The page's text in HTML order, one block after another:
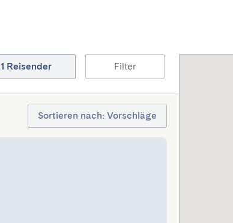
1 Reisender Filter
Sortieren nach: Vorschläge